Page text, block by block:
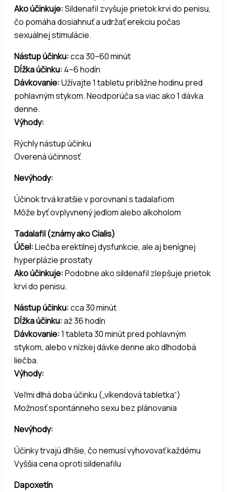
Ako účinkuje:Sildenafil zvyšuje prietok krvi do penisu,
čo pomáha dosiahnuť a udržať erekciu počas
sexuálnej stimulácie.
Nástup účinku:cca 30–60 minút
Dĺžka účinku: 4–6 hodín
Dávkovanie:Užívajte 1 tabletu približne hodinu pred
pohlavným stykom. Neodporúča sa viac ako 1 dávka
denne.
Výhody:
Rýchly nástup účinku
Overená účinnosť
Nevýhody:
Účinok trvá kratšie v porovnaní s tadalafiom
Môže byť ovplyvnený jedlom alebo alkoholom
Tadalafil (známy ako Cialis)
Účel:Liečba erektilnej dysfunkcie, ale aj benígnej
hyperplázie prostaty
Ako účinkuje:Podobne ako sildenafil zlepšuje prietok
krvi do penisu.
Nástup účinku:cca 30 minút
Dĺžka účinku:až 36 hodín
Dávkovanie:1 tableta 30 minút pred pohlavným
stykom, alebo v nízkej dávke denne ako dlhodobá
liečba.
Výhody:
Veľmi dlhá doba účinku („víkendová tabletka“)
Možnosť spontánneho sexu bez plánovania
Nevýhody:
Účinky trvajú dlhšie, čo nemusí vyhovovať každému
Vyššia cena oproti sildenafilu
Dapoxetín